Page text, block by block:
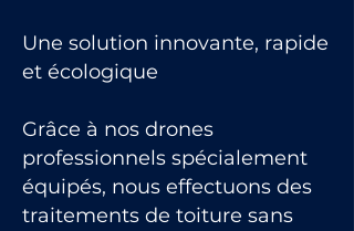
Une solution innovante, rapide
et écologique
Grâce à nos drones
professionnels spécialement
équipés, nous effectuons des
traitements de toiture sans